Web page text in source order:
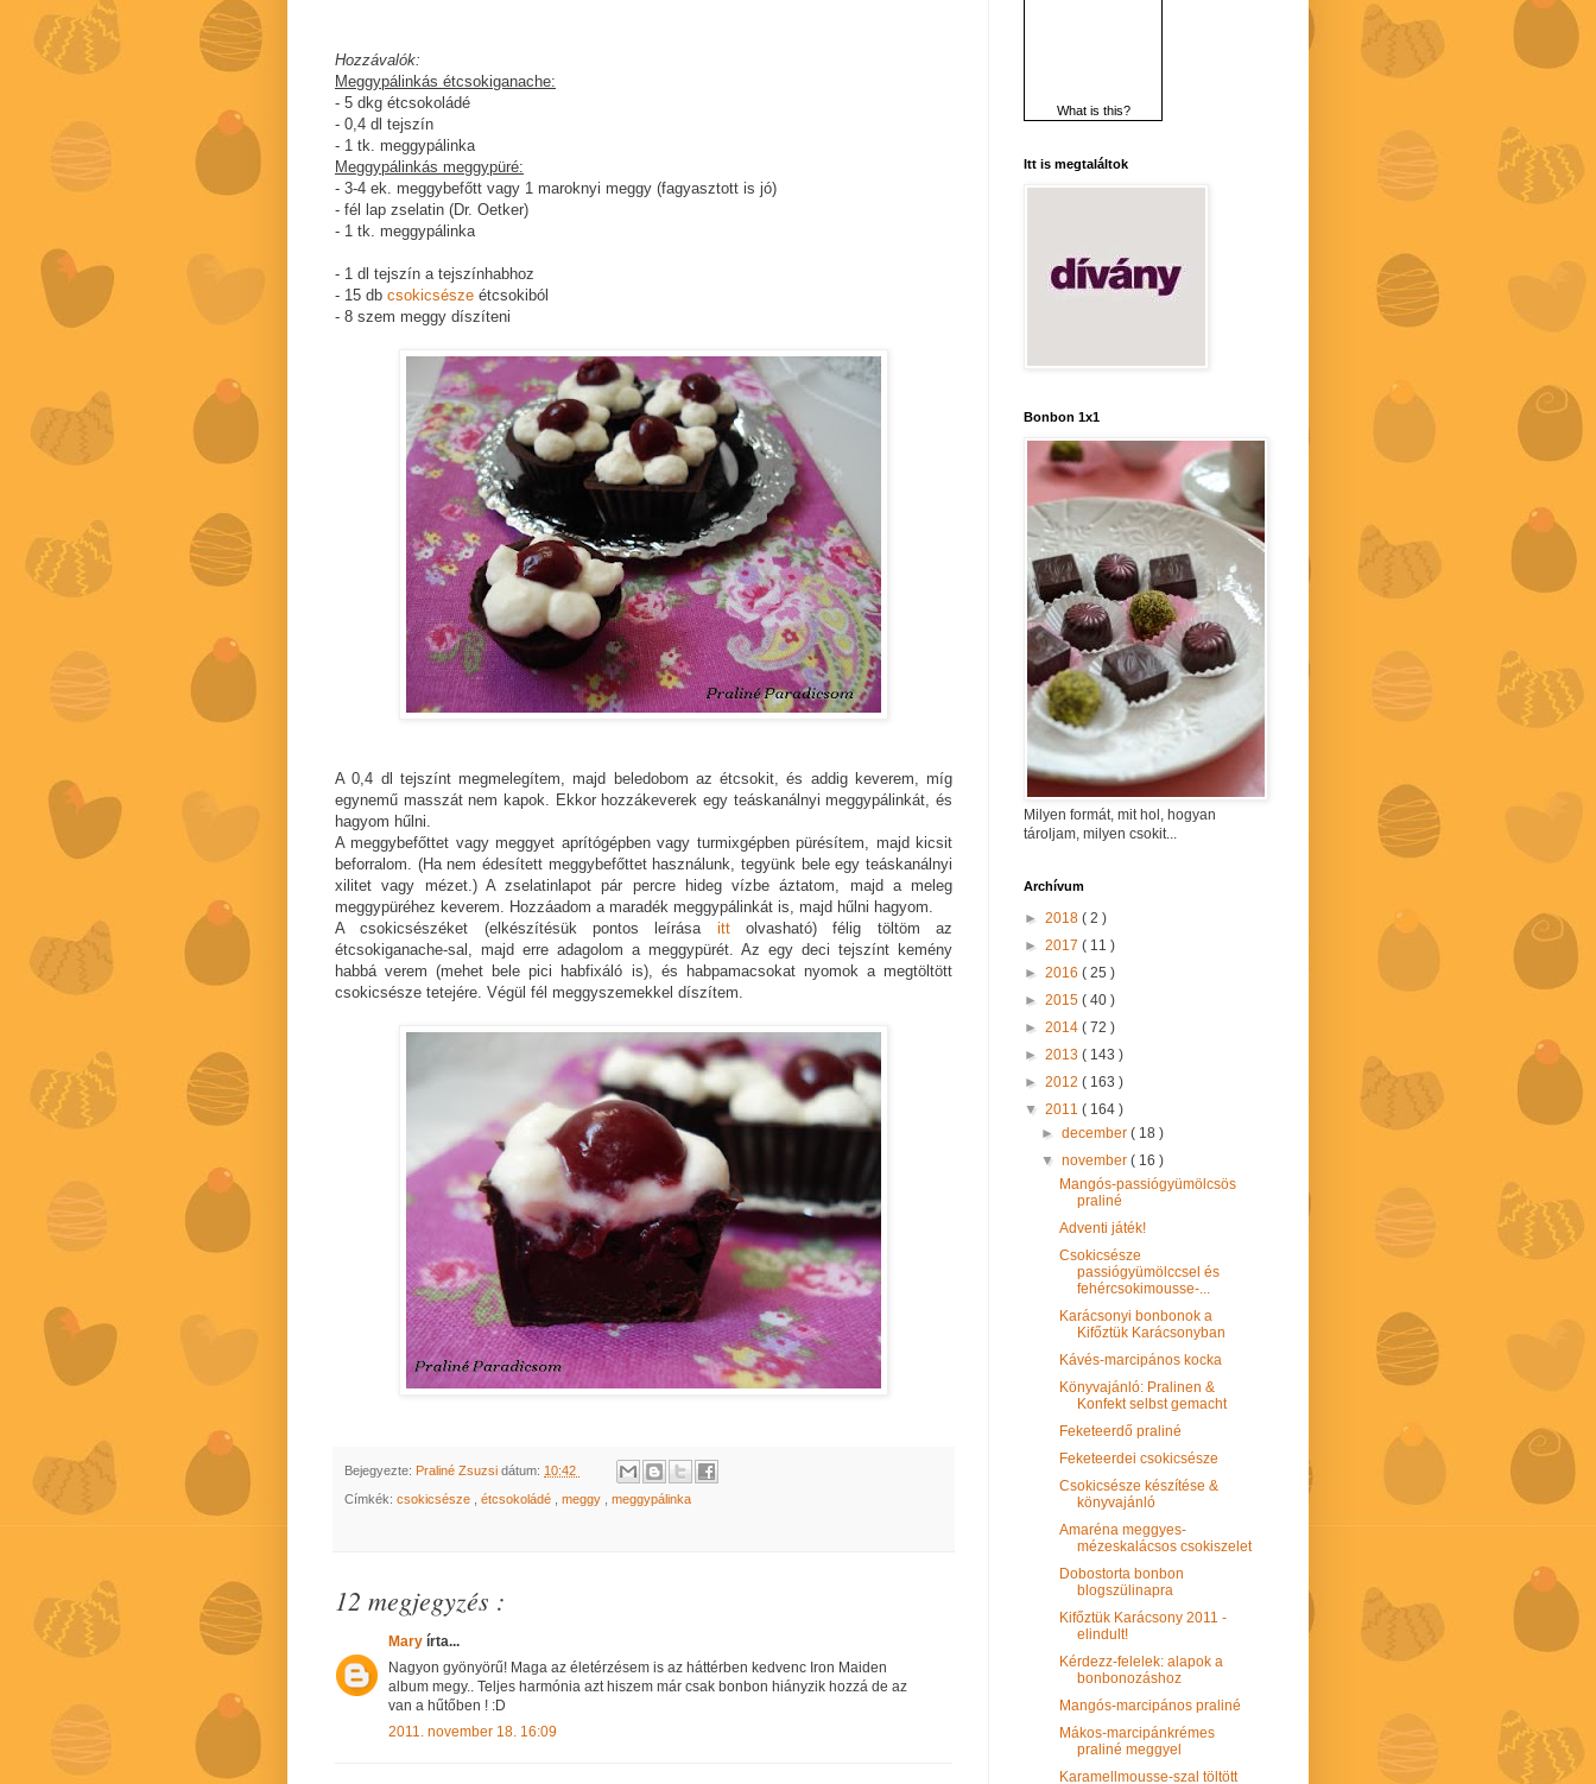
Hozzávalók:
Meggypálinkás étcsokiganache:
- 5 dkg étcsokoládé
- 0,4 dl tejszín
- 1 tk. meggypálinka
Meggypálinkás meggypüré:
- 3-4 ek. meggybefőtt vagy 1 maroknyi meggy (fagyasztott is jó)
- fél lap zselatin (Dr. Oetker)
- 1 tk. meggypálinka
- 1 dl tejszín a tejszínhabhoz
- 15 db csokicsésze étcsokiból
- 8 szem meggy díszíteni
A 0,4 dl tejszínt megmelegítem, majd beledobom az étcsokit, és addig keverem, míg
egynemű masszát nem kapok. Ekkor hozzákeverek egy teáskanálnyi meggypálinkát, és
hagyom hűlni.
A meggybefőttet vagy meggyet aprítógépben vagy turmixgépben pürésítem, majd kicsit
beforralom. (Ha nem édesített meggybefőttet használunk, tegyünk bele egy teáskanálnyi
xilitet vagy mézet.) A zselatinlapot pár percre hideg vízbe áztatom, majd a meleg
meggypüréhez keverem. Hozzáadom a maradék meggypálinkát is, majd hűlni hagyom.
A csokicsészéket (elkészítésük pontos leírása ittolvasható) félig töltöm az
étcsokiganache-sal, majd erre adagolom a meggypürét. Az egy deci tejszínt kemény
habbá verem (mehet bele pici habfixáló is), és habpamacsokat nyomok a megtöltött
csokicsésze tetejére. Végül fél meggyszemekkel díszítem.
Bejegyezte: Praliné Zsuzsi dátum: 10:42
Címkék: csokicsésze étcsokoládé meggy meggypálinka
12 megjegyzés :
Mary írta...
Nagyon gyönyörű! Maga az életérzésem is az háttérben kedvenc Iron Maiden
album megy.. Teljes harmónia azt hiszem már csak bonbon hiányzik hozzá de az
van a hűtőben ! :D
2011. november 18. 16:09
What is this?
Itt is megtaláltok
Bonbon 1x1
Milyen formát, mit hol, hogyan
tároljam, milyen csokit...
Archívum
► 2018 ( 2 )
► 2017 ( 11 )
► 2016 ( 25 )
► 2015 ( 40 )
► 2014 ( 72 )
► 2013 ( 143 )
► 2012 ( 163 )
▼ 2011 ( 164 )
►december( 18 )
▼november( 16 )
Mangós-passiógyümölcsös
praliné
Adventi játék!
Csokicsésze
passiógyümölccsel és
fehércsokimousse-...
Karácsonyi bonbonok a
Kifőztük Karácsonyban
Kávés-marcipános kocka
Könyvajánló: Pralinen &
Konfekt selbst gemacht
Feketeerdő praliné
Feketeerdei csokicsésze
Csokicsésze készítése &
könyvajánló
Amaréna meggyes-
mézeskalácsos csokiszelet
Dobostorta bonbon
blogszülinapra
Kifőztük Karácsony 2011 -
elindult!
Kérdezz-felelek: alapok a
bonbonozáshoz
Mangós-marcipános praliné
Mákos-marcipánkrémes
praliné meggyel
Karamellmousse-szal töltött